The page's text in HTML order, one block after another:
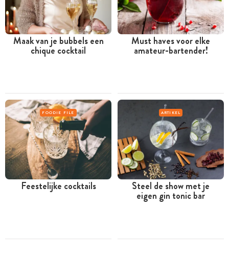
Maak van je bubbels een
chique cocktail
Must haves voor elke
amateur-bartender!
FOODIE FILE
Feestelijke cocktails
ARTIKEL
Steel de show met je
eigen gin tonic bar